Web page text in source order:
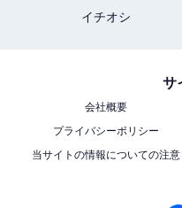
イチオシ
サ
会社概要
プライバシーポリシー
当サイトの情報についての注意